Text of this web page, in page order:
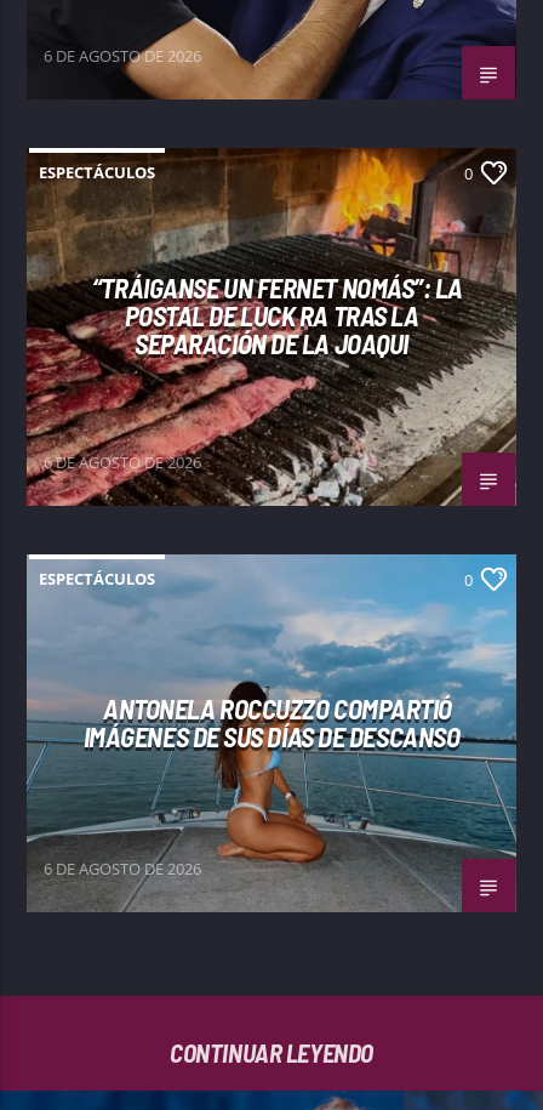
6 DE AGOSTO DE 2026
ESPECTÁCULOS 0
“TRÁIGANSE UN FERNET NOMÁS”: LA
POSTAL DE LUCK RA TRAS LA
SEPARACIÓN DE LA JOAQUI
6 DE AGOSTO DE 2026
ESPECTÁCULOS 0
ANTONELA ROCCUZZO COMPARTIÓ
IMÁGENES DE SUS DÍAS DE DESCANSO
6 DE AGOSTO DE 2026
CONTINUAR LEYENDO